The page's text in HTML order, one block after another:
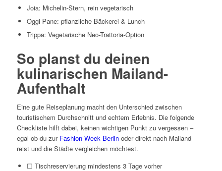
Joia: Michelin-Stern, rein vegetarisch
Oggi Pane: pflanzliche Bäckerei & Lunch
Trippa: Vegetarische Neo-Trattoria-Option
So planst du deinen
kulinarischen Mailand-
Aufenthalt
Eine gute Reiseplanung macht den Unterschied zwischen
touristischem Durchschnitt und echtem Erlebnis. Die folgende
Checkliste hilft dabei, keinen wichtigen Punkt zu vergessen –
egal ob du zur Fashion Week Berlinoder direkt nach Mailand
reist und die Städte vergleichen möchtest.
☐ Tischreservierung mindestens 3 Tage vorher